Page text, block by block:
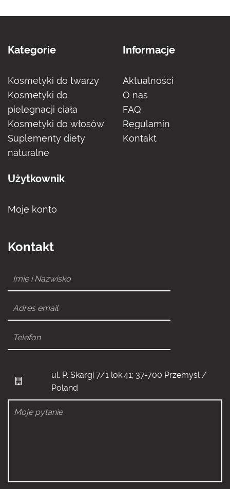
Kategorie
Kosmetyki do twarzy
Kosmetyki do
pielegnacji ciała
Kosmetyki do włosów
Suplementy diety
naturalne
Informacje
Aktualności
O nas
FAQ
Regulamin
Kontakt
Użytkownik
Moje konto
Kontakt
ul. P. Skargi 7/1 lok.41; 37-700 Przemyśl /
Poland